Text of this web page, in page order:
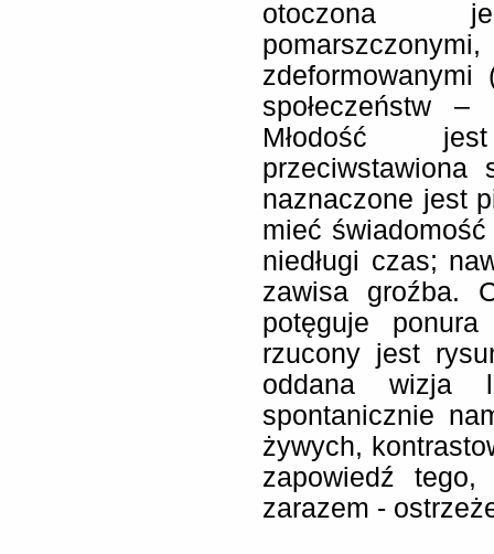
otoczona
zdeformowanymi
społeczeństw
Młodość
przeciwstawiona
naznaczone jest
mieć
niedługi czas;
zawisa groźba.
potęguje
rzucony jest
oddana wizja
spontanicznie
żywych,
zapowiedź
zarazem -